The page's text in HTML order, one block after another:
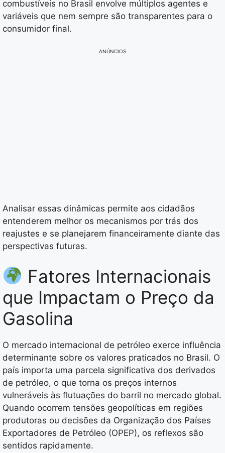
combustíveis no Brasil envolve múltiplos agentes e
variáveis que nem sempre são transparentes para o
consumidor final.
ANÚNCIOS
Analisar essas dinâmicas permite aos cidadãos
entenderem melhor os mecanismos por trás dos
reajustes e se planejarem financeiramente diante das
perspectivas futuras.
Fatores Internacionais
que Impactam o Preço da
Gasolina
O mercado internacional de petróleo exerce influência
determinante sobre os valores praticados no Brasil. O
país importa uma parcela significativa dos derivados
de petróleo, o que torna os preços internos
vulneráveis às flutuações do barril no mercado global.
Quando ocorrem tensões geopolíticas em regiões
produtoras ou decisões da Organização dos Países
Exportadores de Petróleo (OPEP), os reflexos são
sentidos rapidamente.